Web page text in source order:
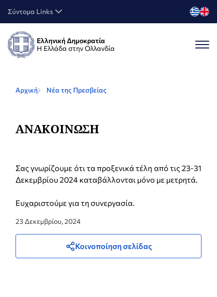
Σύντομα Links
Ελληνική Δημοκρατία
Η Ελλάδα στην Ολλανδία
Αρχική Νέα της Πρεσβείας
ΑΝΑΚΟΙΝΩΣΗ
Σας γνωρίζουμε ότι τα προξενικά τέλη από τις 23-31
Δεκεμβρίου 2024 καταβάλλονται μόνο με μετρητά.
Ευχαριστούμε για τη συνεργασία.
23 Δεκεμβρίου, 2024
Κοινοποίηση σελίδας